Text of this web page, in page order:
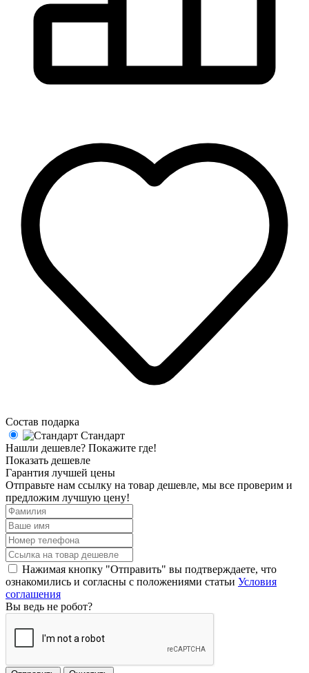
Состав подарка
Стандарт
Нашли дешевле? Покажите где!
Показать дешевле
Гарантия лучшей цены
Отправьте нам ссылку на товар дешевле, мы все проверим и
предложим лучшую цену!
Нажимая кнопку "Отправить" вы подтверждаете, что
ознакомились и согласны с положениями статьи Условия
соглашения
Вы ведь не робот?